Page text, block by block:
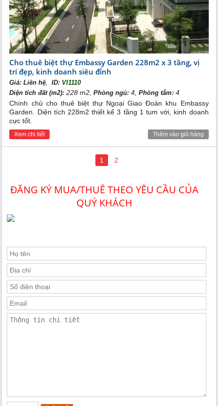
Cho thuê biệt thự Embassy Garden 228m2 x 3 tầng, vị
trí đẹp, kinh doanh siêu đỉnh
Giá:Liên hệ ID: VI1110
Diện tích đất (m2): 228 m2,Phòng ngủ: 4,Phòng tắm: 4
Chính chủ cho thuê biệt thự Ngoại Giao Đoàn khu Embassy
Garden. Diện tích 228m2 thiết kế 3 tầng 1 tum với, kinh doanh
cực tốt.
Xem chi tiết Thêm vào giỏ hàng
1 2
ĐĂNG KÝ MUA/THUÊ THEO YÊU CẦU CỦA
QUÝ KHÁCH